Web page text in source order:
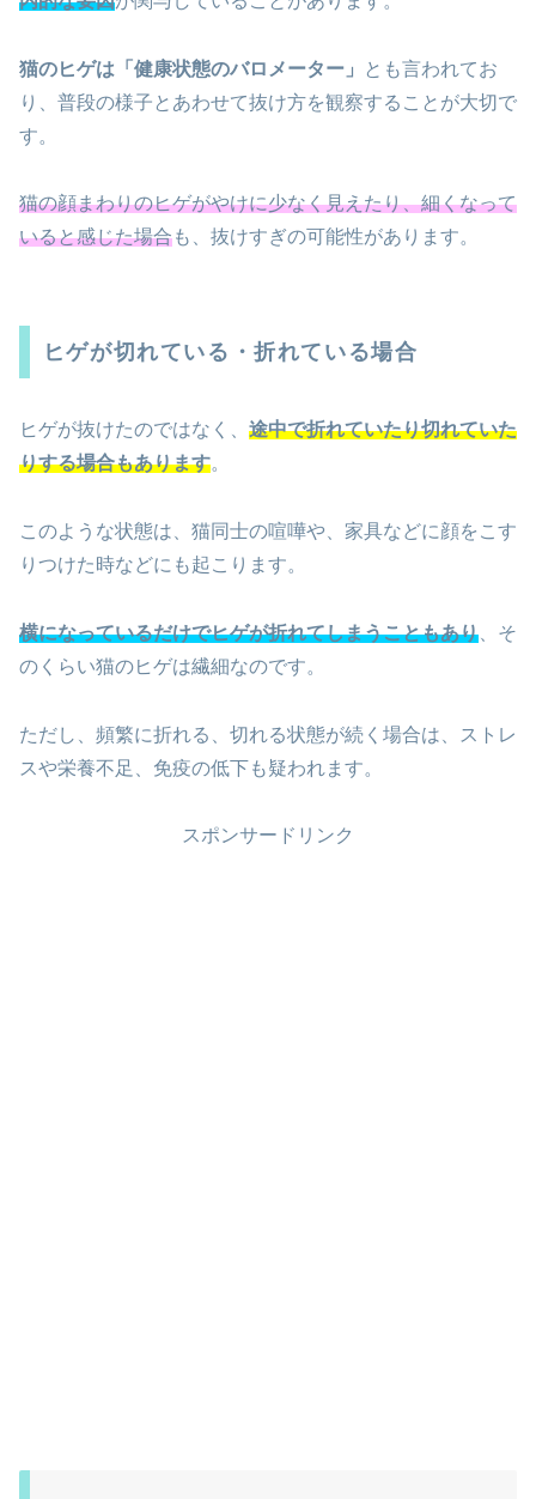
猫のヒゲは「健康状態のバロメーター」
とも言われてお
り、普段の様子とあわせて抜け方を観察することが大切で
す。
猫の顔まわりのヒゲがやけに少なく見えたり、細くなって
いると感じた場合も、抜けすぎの可能性があります。
ヒゲが切れている・折れている場合
ヒゲが抜けたのではなく、 途中で折れていたり切れていた
りする場合もあります。
このような状態は、猫同士の喧嘩や、家具などに顔をこす
りつけた時などにも起こります。
横になっているだけでヒゲが折れてしまうこともあり 、そ
のくらい猫のヒゲは繊細なのです。
ただし、頻繁に折れる、切れる状態が続く場合は、ストレ
スや栄養不足、免疫の低下も疑われます。
スポンサードリンク